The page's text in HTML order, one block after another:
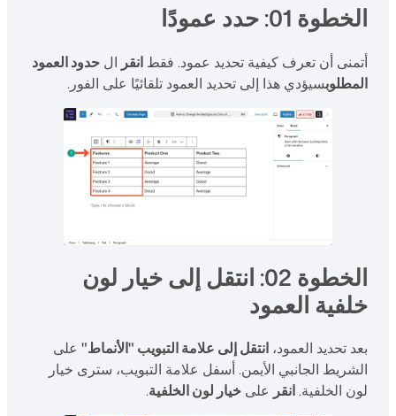
الخطوة 01: حدد عمودًا
أتمنى أن تعرف كيفية تحديد عمود. فقط انقر ال حدود العمود
المطلوبسيؤدي هذا إلى تحديد العمود تلقائيًا على الفور.
الخطوة 02: انتقل إلى خيار لون
خلفية العمود
بعد تحديد العمود، انتقل إلى علامة التبويب "الأنماط" على
الشريط الجانبي الأيمن. أسفل علامة التبويب، سترى خيار
لون الخلفية.انقر على خيار لون الخلفية.